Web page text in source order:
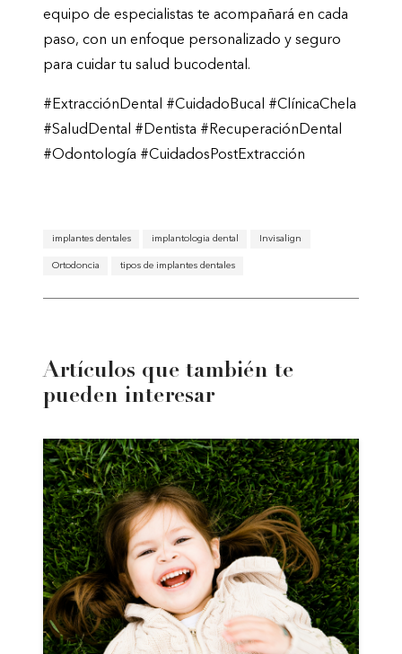
equipo de especialistas te acompañará en cada
paso, con un enfoque personalizado y seguro
para cuidar tu salud bucodental.
#ExtracciónDental #CuidadoBucal #ClínicaChela
#SaludDental #Dentista #RecuperaciónDental
#Odontología #CuidadosPostExtracción
implantes dentales implantologia dental Invisalign
Ortodoncia tipos de implantes dentales
Artículos que también te
pueden interesar